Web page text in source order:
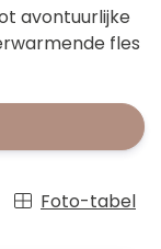
avontuurlijke
fles
Foto-tabel